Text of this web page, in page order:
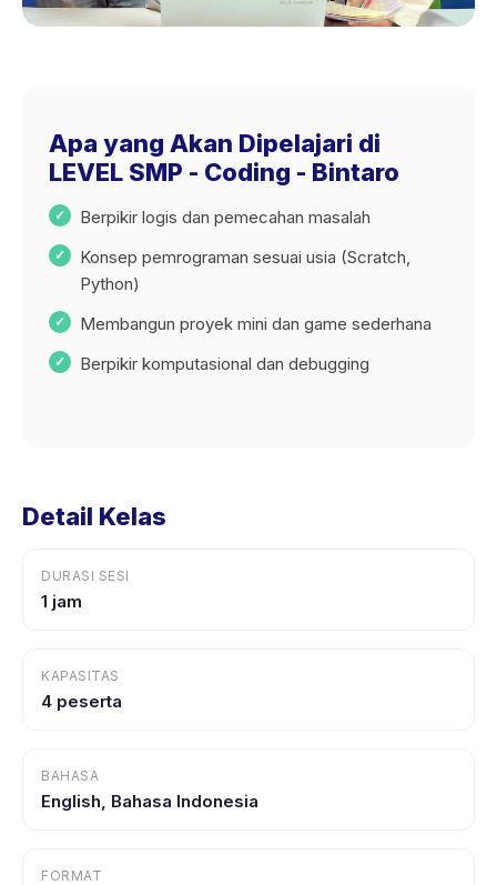
Apa yang Akan Dipelajari di
LEVEL SMP - Coding - Bintaro
Berpikir logis dan pemecahan masalah
Konsep pemrograman sesuai usia (Scratch,
Python)
Membangun proyek mini dan game sederhana
Berpikir komputasional dan debugging
Detail Kelas
DURASI SESI
1 jam
KAPASITAS
4 peserta
BAHASA
English, Bahasa Indonesia
FORMAT